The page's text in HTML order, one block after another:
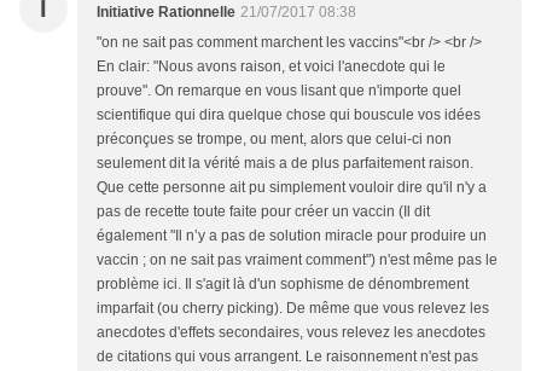
I Initiative Rationnelle 21/07/2017 08:38
"on ne sait pas comment marchent les vaccins"<br /> <br />
En clair: "Nous avons raison, et voici l'anecdote qui le
prouve". On remarque en vous lisant que n'importe quel
scientifique qui dira quelque chose qui bouscule vos idées
préconçues se trompe, ou ment, alors que celui-ci non
seulement dit la vérité mais a de plus parfaitement raison.
Que cette personne ait pu simplement vouloir dire qu'il n'y a
pas de recette toute faite pour créer un vaccin (Il dit
également "Il n’y a pas de solution miracle pour produire un
vaccin ; on ne sait pas vraiment comment") n'est même pas le
problème ici. Il s'agit là d'un sophisme de dénombrement
imparfait (ou cherry picking). De même que vous relevez les
anecdotes d'effets secondaires, vous relevez les anecdotes
de citations qui vous arrangent. Le raisonnement n'est pas